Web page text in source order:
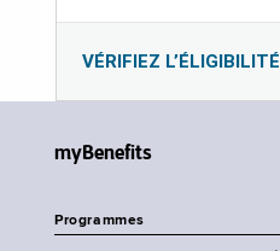
VÉRIFIEZ L’ÉLIGIBILITÉ
myBenefits
Programmes